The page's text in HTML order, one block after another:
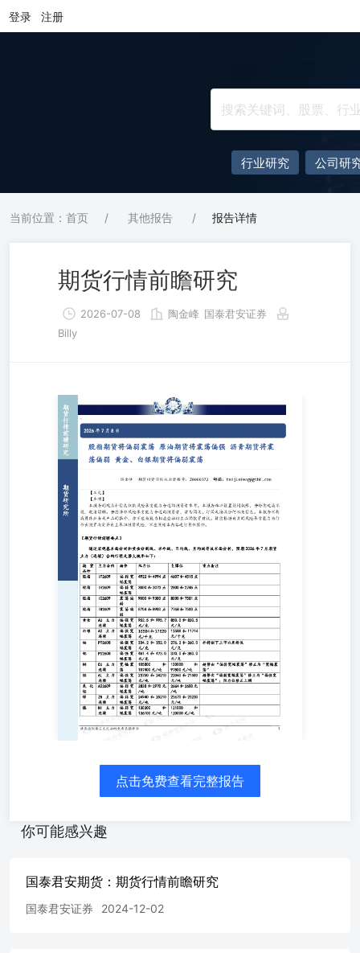
登录 注册
行业研究 公司研
当前位置：首页 / 其他报告 / 报告详情
期货行情前瞻研究
2026-07-08 陶金峰 国泰君安证券
Billy
股指期货将偏弱震荡原油期货将震荡偏强沥青期货将震荡偏
弱黄金、白银期货将偏弱震荡 陶金峰期货投资咨询从业资
格号：Z0000372邮箱：taojinfeng@gtht.com 【正文】 【声
明】 本报告的观点和信息仅供风险承受能力合适的投资者
解。若您并非风险承受能力合适的投资者，请勿阅读、订阅
或接收任何相关信息。本报告不构成具体业务或产品的推
介，亦不应被视为相应金融衍生品的投资建议。请您根据自
身的风险承受能力自行作出投资决定并自主承担投资风险，
不应凭借本内容进行具体操作。 【期货行情前瞻要点】 通
过宏观基本面分析和黄金分割线、水平线、日均线、月均线
等技术面分析，预期2026年7月期货主力（连续）合约行情
走势大概率如下： 【宏观资讯】 国内宏观： 1、国家外汇
局发布数据显示，截至6月末，我国外汇储备规模为34163亿
美元，环比下降260亿美元，降幅为0.75%。我国黄金储备
规模达7544万盎司，环比增加48万盎司，为连续第20个月增
加。 2、中国人民银行联合香港金管局、香港证监会宣布11
项措施，支持香港固定收益和货币市场以及离岸人民币市场
建设。其中包括：共建香港固定收益及货币电子交易平
台，“债券通”（南向通）年度投资净额度提升至8000亿元，
人民币业务资金安排规模增加至5000亿元，研究发行离岸人
设“十五五”规划》提出，到2030年，国内居民出游人次达到
83亿，国内出游总花费达到7.7万亿元。《规划》明确了统
潜力、完善旅游公共服务等重点任务。 4、世界银行发布最
新一期中国经济简报称，尽管面临供强需弱和全球能源供应
长4.4%，相较去年12月发布的上期简报，增速预期维持不
公平竞争审查刚性约束。市场监管总局正积极推进修改《价
点击免费查看完整报告
你可能感兴趣
国泰君安期货：期货行情前瞻研究
国泰君安证券 2024-12-02